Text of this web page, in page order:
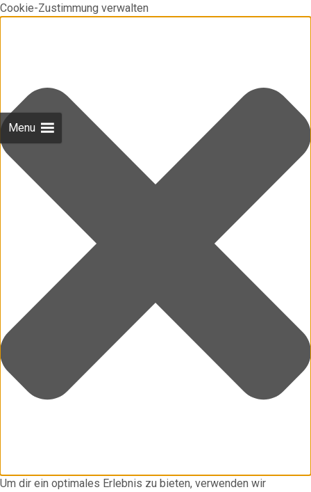
Cookie-Zustimmung verwalten
Um dir ein optimales Erlebnis zu bieten, verwenden wir
Menu